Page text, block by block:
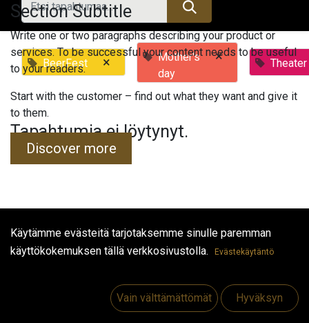
BeerFest ×
Mother's
day
× Theater
Tapahtumia ei löytynyt.
Hyödyllisiä linkkejä
Section Subtitle
Write one or two paragraphs describing your product or
services. To be successful your content needs to be useful
to your readers.
Start with the customer – find out what they want and give it
to them.
Discover more
Käytämme evästeitä tarjotaksemme sinulle paremman
käyttökokemuksen tällä verkkosivustolla.
Evästekäytäntö
Vain välttämättömät Hyväksyn